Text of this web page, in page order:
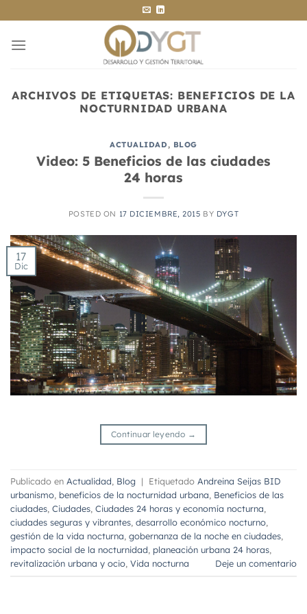
al
contenido
ARCHIVOS DE ETIQUETAS: BENEFICIOS DE LA
NOCTURNIDAD URBANA
ACTUALIDAD, BLOG
Video: 5 Beneficios de las ciudades
24 horas
POSTED ON 17 DICIEMBRE, 2015 BY DYGT
17
Dic
Continuar leyendo →
Publicado en Actualidad Blog | Etiquetado Andreina Seijas BID
urbanismo beneficios de la nocturnidad urbana Beneficios de las
ciudades Ciudades Ciudades 24 horas y economía nocturna
ciudades seguras y vibrantes desarrollo económico nocturno
gestión de la vida nocturna gobernanza de la noche en ciudades
impacto social de la nocturnidad planeación urbana 24 horas
revitalización urbana y ocio Vida nocturna Deje un comentario